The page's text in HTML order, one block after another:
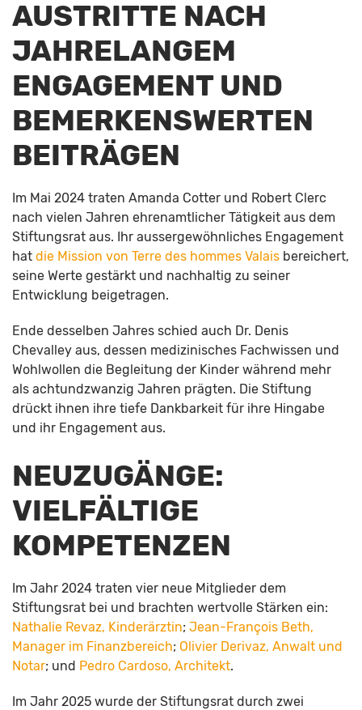
AUSTRITTE NACH
JAHRELANGEM
ENGAGEMENT UND
BEMERKENSWERTEN
BEITRÄGEN
Im Mai 2024 traten Amanda Cotter und Robert Clerc
nach vielen Jahren ehrenamtlicher Tätigkeit aus dem
Stiftungsrat aus. Ihr aussergewöhnliches Engagement
hat die Mission von Terre des hommes Valais bereichert,
seine Werte gestärkt und nachhaltig zu seiner
Entwicklung beigetragen.
Ende desselben Jahres schied auch Dr. Denis
Chevalley aus, dessen medizinisches Fachwissen und
Wohlwollen die Begleitung der Kinder während mehr
als achtundzwanzig Jahren prägten. Die Stiftung
drückt ihnen ihre tiefe Dankbarkeit für ihre Hingabe
und ihr Engagement aus.
NEUZUGÄNGE:
VIELFÄLTIGE
KOMPETENZEN
Im Jahr 2024 traten vier neue Mitglieder dem
Stiftungsrat bei und brachten wertvolle Stärken ein:
Nathalie Revaz, Kinderärztin; Jean-François Beth,
Manager im Finanzbereich; Olivier Derivaz, Anwalt und
Notar; und Pedro Cardoso, Architekt.
Im Jahr 2025 wurde der Stiftungsrat durch zwei